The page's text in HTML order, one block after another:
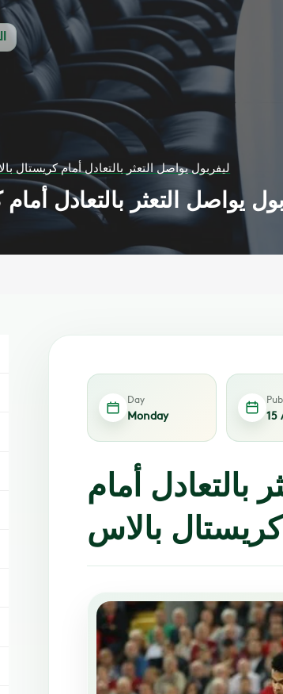
ليفربول يواصل التعثر بالتعادل أمام كريستال
يواصل التعثر بالتعادل
Day
Monday 15
بالتعادل أمام
كريستال بالاس